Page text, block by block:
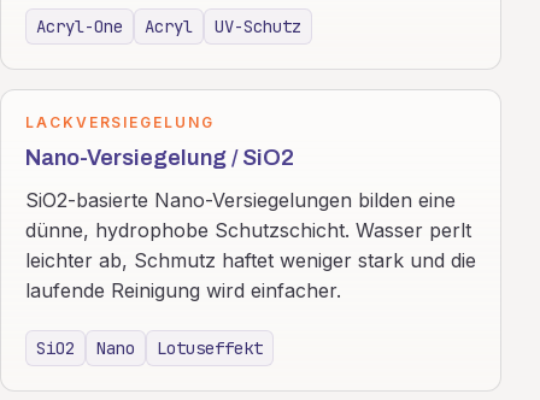
Acryl-One Acryl UV-Schutz
LACKVERSIEGELUNG
Nano-Versiegelung / SiO2
SiO2-basierte Nano-Versiegelungen bilden eine
dünne, hydrophobe Schutzschicht. Wasser perlt
leichter ab, Schmutz haftet weniger stark und die
laufende Reinigung wird einfacher.
SiO2 Nano Lotuseffekt